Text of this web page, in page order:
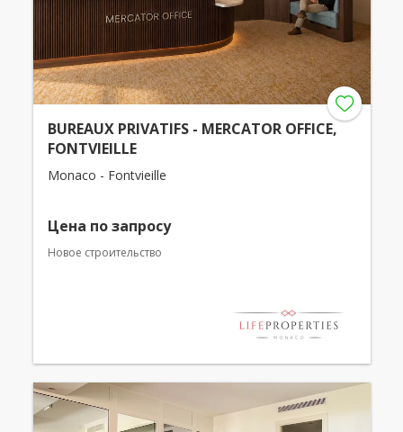
BUREAUX PRIVATIFS - MERCATOR OFFICE,
FONTVIEILLE
Monaco - Fontvieille
Цена по запросу
Новое строительство